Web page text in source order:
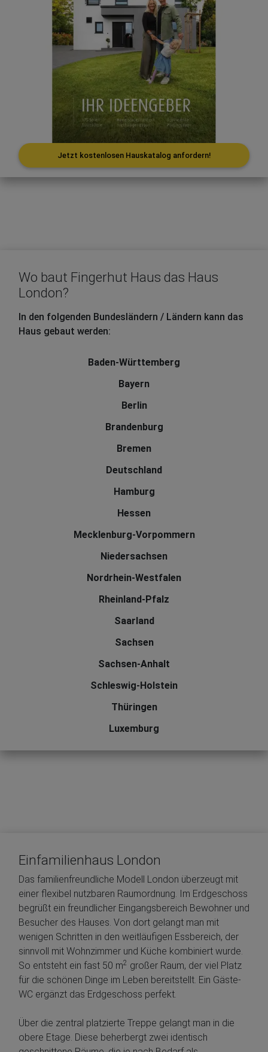
Jetzt kostenlosen Hauskatalog anfordern!
Wo baut Fingerhut Haus das Haus
London?
In den folgenden Bundesländern / Ländern kann das
Haus gebaut werden:
Baden-Württemberg
Bayern
Berlin
Brandenburg
Bremen
Deutschland
Hamburg
Hessen
Mecklenburg-Vorpommern
Niedersachsen
Nordrhein-Westfalen
Rheinland-Pfalz
Saarland
Sachsen
Sachsen-Anhalt
Schleswig-Holstein
Thüringen
Luxemburg
Einfamilienhaus London
Das familienfreundliche Modell London überzeugt mit
einer flexibel nutzbaren Raumordnung. Im Erdgeschoss
begrüßt ein freundlicher Eingangsbereich Bewohner und
Besucher des Hauses. Von dort gelangt man mit
wenigen Schritten in den weitläufigen Essbereich, der
sinnvoll mit Wohnzimmer und Küche kombiniert wurde.
So entsteht ein fast 50 m2 großer Raum, der viel Platz
für die schönen Dinge im Leben bereitstellt. Ein Gäste-
WC ergänzt das Erdgeschoss perfekt.
Über die zentral platzierte Treppe gelangt man in die
obere Etage. Diese beherbergt zwei identisch